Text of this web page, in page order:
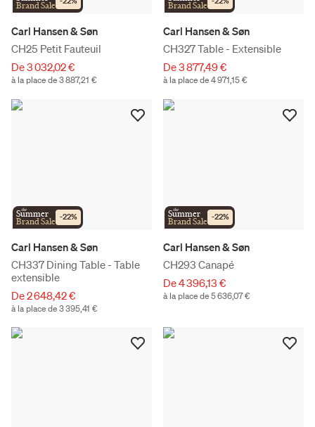
Brand Sale
Carl Hansen & Søn
CH25 Petit Fauteuil
De 3 032,02 €
à la place de 3 887,21 €
Brand Sale
Carl Hansen & Søn
CH327 Table - Extensible
De 3 877,49 €
à la place de 4 971,15 €
the
Summer
Brand Sale -22%
Carl Hansen & Søn
CH337 Dining Table - Table
extensible
De 2 648,42 €
à la place de 3 395,41 €
the
Summer
Brand Sale -22%
Carl Hansen & Søn
CH293 Canapé
De 4 396,13 €
à la place de 5 636,07 €